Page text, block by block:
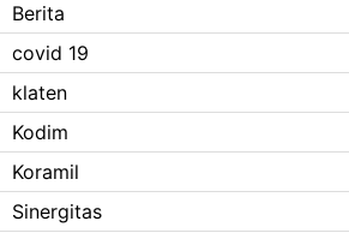
Berita
covid 19
klaten
Kodim
Koramil
Sinergitas